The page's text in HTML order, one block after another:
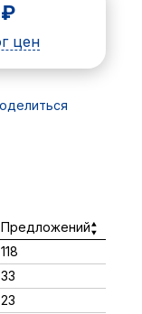
₽
цен
Предложений
118
33
23